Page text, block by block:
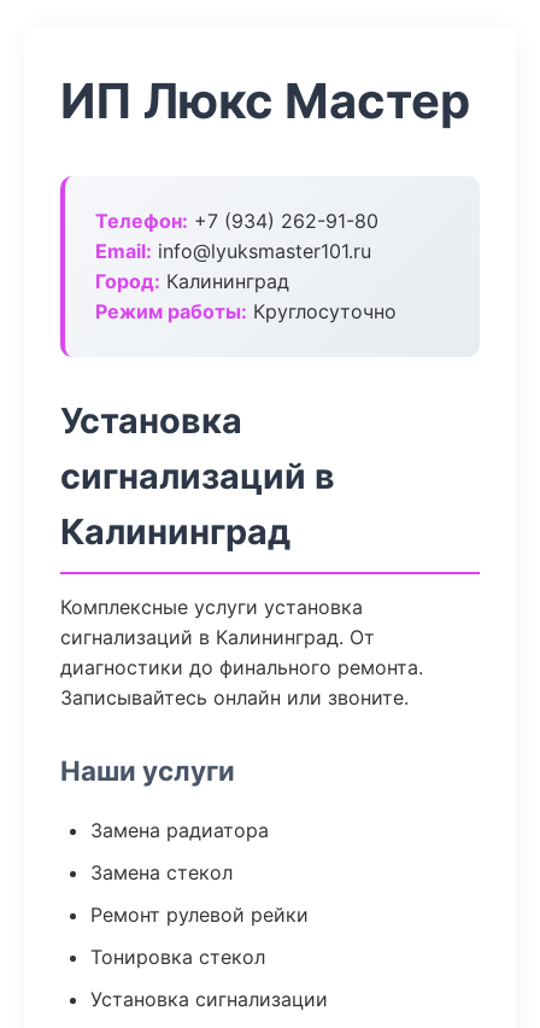
ИП Люкс Мастер
Телефон: +7 (934) 262-91-80
Email: info@lyuksmaster101.ru
Город: Калининград
Режим работы: Круглосуточно
Установка
сигнализаций в
Калининград
Комплексные услуги установка
сигнализаций в Калининград. От
диагностики до финального ремонта.
Записывайтесь онлайн или звоните.
Наши услуги
Замена радиатора
Замена стекол
Ремонт рулевой рейки
Тонировка стекол
Установка сигнализации